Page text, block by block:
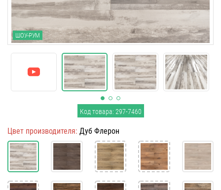
ШОУ-РУМ
Код товара: 297-7460
Цвет производителя: Дуб Флерон